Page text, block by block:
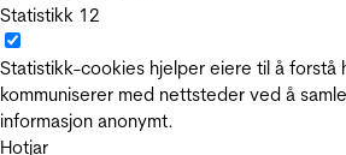
Statistikk 12
Statistikk-cookies hjelper eiere til å forstå
kommuniserer med nettsteder ved å
informasjon anonymt.
Hotjar